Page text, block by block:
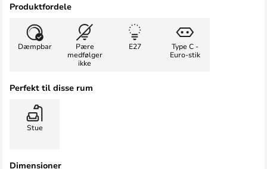
Produktfordele
Dæmpbar
Pære
medfølger
ikke
E27
Type C -
Euro-stik
Perfekt til disse rum
Stue
Dimensioner